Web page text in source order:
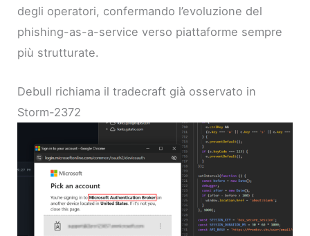
degli operatori, confermando l’evoluzione del
phishing-as-a-service verso piattaforme sempre
più strutturate.
Debull richiama il tradecraft già osservato in
Storm-2372